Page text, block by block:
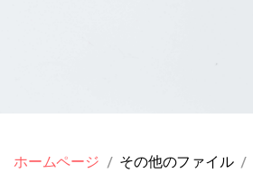
ホームページ その他のファイル